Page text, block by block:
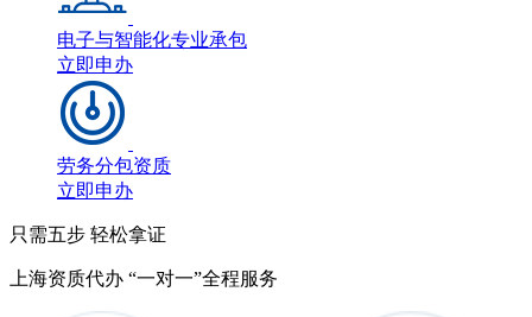
电子与智能化专业承包
立即申办
劳务分包资质
立即申办
只需五步 轻松拿证
上海资质代办 “一对一”全程服务